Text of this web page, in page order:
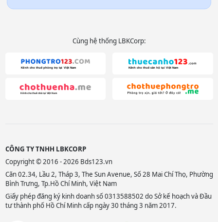
Cùng hệ thống LBKCorp:
CÔNG TY TNHH LBKCORP
Copyright © 2016 - 2026 Bds123.vn
Căn 02.34, Lầu 2, Tháp 3, The Sun Avenue, Số 28 Mai Chí Thọ, Phường
Bình Trưng, Tp.Hồ Chí Minh, Việt Nam
Giấy phép đăng ký kinh doanh số 0313588502 do Sở kế hoạch và Đầu
tư thành phố Hồ Chí Minh cấp ngày 30 tháng 3 năm 2017.